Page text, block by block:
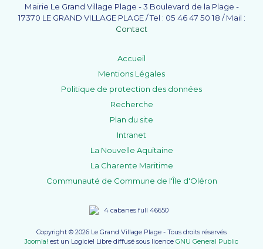
Mairie Le Grand Village Plage - 3 Boulevard de la Plage -
17370 LE GRAND VILLAGE PLAGE / Tel : 05 46 47 50 18 / Mail :
Contact
Accueil
Mentions Légales
Politique de protection des données
Recherche
Plan du site
Intranet
La Nouvelle Aquitaine
La Charente Maritime
Communauté de Commune de l'Île d'Oléron
Copyright © 2026 Le Grand Village Plage - Tous droits réservés
Joomla! est un Logiciel Libre diffusé sous licence GNU General Public